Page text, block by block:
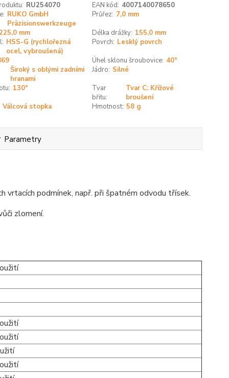
RU254070 EAN kód: 4007140078650
RUKO GmbH
Präzisionswerkzeuge
Průřez: 7,0 mm
mm Délka drážky: 155,0 mm
HSS-G (rychlořezná
ocel, vybroušená)
Povrch: Lesklý povrch
Úhel sklonu šroubovice: 40°
Široký s oblými zadními
hranami
Jádro: Silné
130°
Tvar
břitu:
Tvar C: Křížové
broušení
Válcová stopka Hmotnost: 58 g
Parametry
vrtacích podmínek, např. při špatném odvodu třísek.
zlomení.